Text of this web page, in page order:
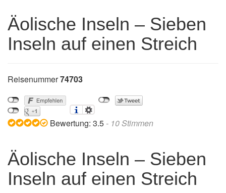
Äolische Inseln – Sieben
Inseln auf einen Streich
Reisenummer74703
Bewertung: 3.5 - 10Stimmen
Äolische Inseln – Sieben
Inseln auf einen Streich